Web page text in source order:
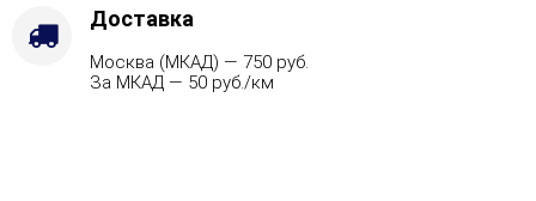
Футеровка,
Варианты
Доставка
Москва (МКАД) — 750 руб.
За МКАД — 50 руб./км